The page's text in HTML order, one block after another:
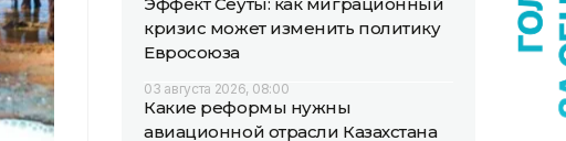
кризис может изменить политику
Евросоюза
03 августа 2026, 08:00
Какие реформы нужны
авиационной отрасли Казахстана